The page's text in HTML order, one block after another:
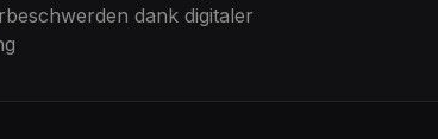
dank digitaler